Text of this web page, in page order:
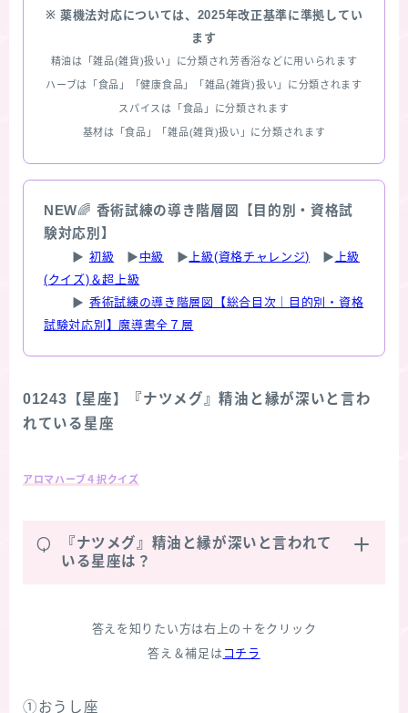
※ 薬機法対応については、2025年改正基準に準拠してい
ます
精油は「雑品(雑貨)扱い」に分類され芳香浴などに用いられます
ハーブは「食品」「健康食品」「雑品(雑貨)扱い」に分類されます
スパイスは「食品」に分類されます
基材は「食品」「雑品(雑貨)扱い」に分類されます
NEW🌈 香術試練の導き階層図【目的別・資格試
験対応別】
▶ 初級 ▶ 中級 ▶ 上級(資格チャレンジ) ▶ 上級
(クイズ)＆超上級
▶ 香術試練の導き階層図【総合目次｜目的別・資格
試験対応別】魔導書全７層
01243【星座】『ナツメグ』精油と縁が深いと言わ
れている星座
アロマハーブ４択クイズ
Q
『ナツメグ』精油と縁が深いと言われて
いる星座は？
答えを知りたい方は右上の＋をクリック
答え＆補足は コチラ
①おうし座